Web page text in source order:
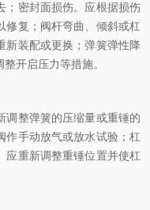
；密封面损伤。应根据损伤
修复；阀杆弯曲、倾斜或杠
新装配或更换；弹簧弹性降
开启压力等措施。
调整弹簧的压缩量或重锤的
作手动放气或放水试验；杠
应重新调整重锤位置并使杠